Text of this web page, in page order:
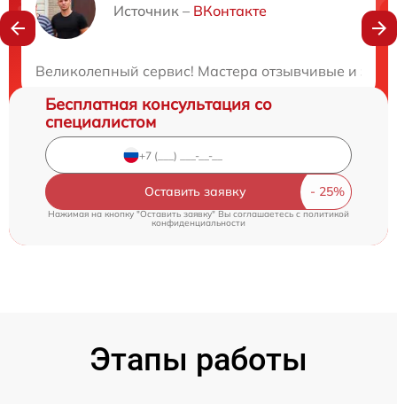
Источник – ВКонтакте
Великолепный сервис! Мастера отзывчивые и
Нужна консультация?
Бесплатная консультация со
специалистом
Оставить заявку
Нажимая на кнопку "Оставить заявку" Вы соглашаетесь c политикой
конфиденциальности
Этапы работы